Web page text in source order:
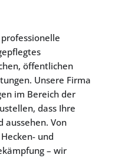
öffentlichen
Unsere Firma
im Bereich der
dass Ihre
aussehen. Von
und
– wir